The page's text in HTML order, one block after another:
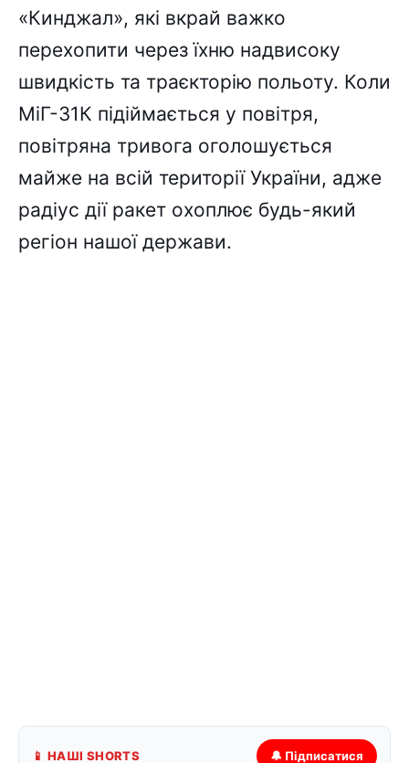
«Кинджал», які вкрай важко
перехопити через їхню надвисоку
швидкість та траєкторію польоту. Коли
МіГ-31К підіймається у повітря,
повітряна тривога оголошується
майже на всій території України, адже
радіус дії ракет охоплює будь-який
регіон нашої держави.
📱 НАШІ SHORTS 🔔 Підписатися